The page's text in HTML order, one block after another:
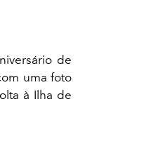
de
uma foto
à Ilha de